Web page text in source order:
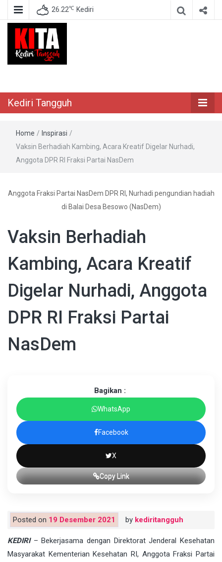
26.22℃ Kediri
Kediri Tangguh
Home / Inspirasi /
Vaksin Berhadiah Kambing, Acara Kreatif Digelar Nurhadi,
Anggota DPR RI Fraksi Partai NasDem
Anggota Fraksi Partai NasDem DPR RI, Nurhadi pengundian hadiah
di Balai Desa Besowo (NasDem)
Vaksin Berhadiah
Kambing, Acara Kreatif
Digelar Nurhadi, Anggota
DPR RI Fraksi Partai
NasDem
Bagikan :
WhatsApp
Facebook
X
Copy Link
Posted on 19 Desember 2021 by kediritangguh
KEDIRI– Bekerjasama dengan Direktorat Jenderal Kesehatan
Masyarakat Kementerian Kesehatan RI, Anggota Fraksi Partai